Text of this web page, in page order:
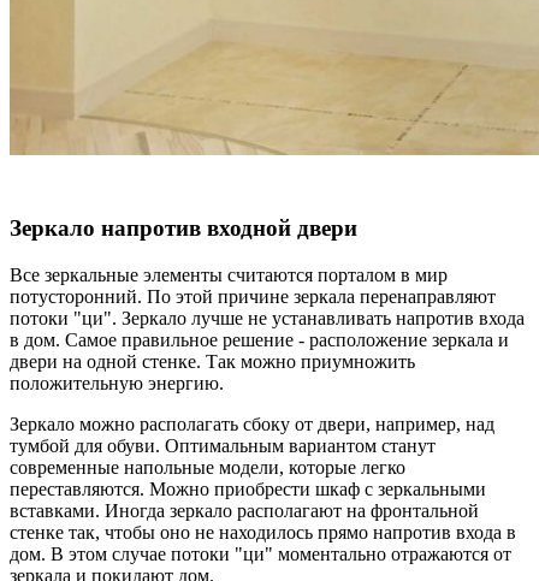
Зеркало напротив входной двери
Все зеркальные элементы считаются порталом в мир
потусторонний. По этой причине зеркала перенаправляют
потоки "ци". Зеркало лучше не устанавливать напротив входа
в дом. Самое правильное решение - расположение зеркала и
двери на одной стенке. Так можно приумножить
положительную энергию.
Зеркало можно располагать сбоку от двери, например, над
тумбой для обуви. Оптимальным вариантом станут
современные напольные модели, которые легко
переставляются. Можно приобрести шкаф с зеркальными
вставками. Иногда зеркало располагают на фронтальной
стенке так, чтобы оно не находилось прямо напротив входа в
дом. В этом случае потоки "ци" моментально отражаются от
зеркала и покидают дом.